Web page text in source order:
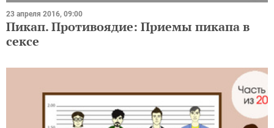
23 апреля 2016, 09:00
Пикап. Противоядие: Приемы пикапа в
сексе